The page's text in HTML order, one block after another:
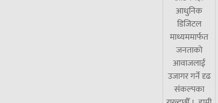
आधुनिक
डिजिटल
माध्यममार्फत
जनताको
आवाजलाई
उजागर गर्ने दृढ
संकल्पका